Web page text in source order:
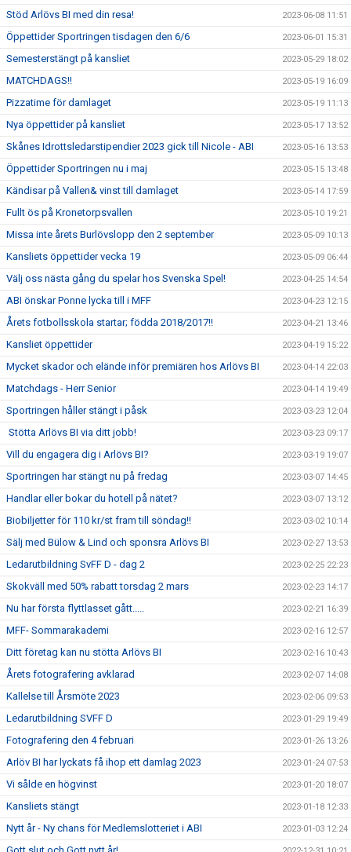
Stöd Arlövs BI med din resa! 2023-06-08 11:51
Öppettider Sportringen tisdagen den 6/6 2023-06-01 15:31
Semesterstängt på kansliet 2023-05-29 18:02
MATCHDAGS!! 2023-05-19 16:09
Pizzatime för damlaget 2023-05-19 11:13
Nya öppettider på kansliet 2023-05-17 13:52
Skånes Idrottsledarstipendier 2023 gick till Nicole - ABI 2023-05-16 13:53
Öppettider Sportringen nu i maj 2023-05-15 13:48
Kändisar på Vallen& vinst till damlaget 2023-05-14 17:59
Fullt ös på Kronetorpsvallen 2023-05-10 19:21
Missa inte årets Burlövslopp den 2 september 2023-05-09 10:13
Kansliets öppettider vecka 19 2023-05-09 06:44
Välj oss nästa gång du spelar hos Svenska Spel! 2023-04-25 14:54
ABI önskar Ponne lycka till i MFF 2023-04-23 12:15
Årets fotbollsskola startar; födda 2018/2017!! 2023-04-21 13:46
Kansliet öppettider 2023-04-19 15:22
Mycket skador och elände inför premiären hos Arlövs BI 2023-04-14 22:03
Matchdags - Herr Senior 2023-04-14 19:49
Sportringen håller stängt i påsk 2023-03-23 12:04
Stötta Arlövs BI via ditt jobb! 2023-03-23 09:17
Vill du engagera dig i Arlövs BI? 2023-03-19 19:07
Sportringen har stängt nu på fredag 2023-03-07 14:45
Handlar eller bokar du hotell på nätet? 2023-03-07 13:12
Biobiljetter för 110 kr/st fram till söndag!! 2023-03-02 10:14
Sälj med Bülow & Lind och sponsra Arlövs BI 2023-02-27 13:53
Ledarutbildning SvFF D - dag 2 2023-02-25 22:23
Skokväll med 50% rabatt torsdag 2 mars 2023-02-23 14:17
Nu har första flyttlasset gått..... 2023-02-21 16:39
MFF- Sommarakademi 2023-02-16 12:57
Ditt företag kan nu stötta Arlövs BI 2023-02-16 10:43
Årets fotografering avklarad 2023-02-07 14:08
Kallelse till Årsmöte 2023 2023-02-06 09:53
Ledarutbildning SVFF D 2023-01-29 19:49
Fotografering den 4 februari 2023-01-26 13:26
Arlöv BI har lyckats få ihop ett damlag 2023 2023-01-24 07:53
Vi sålde en högvinst 2023-01-20 18:07
Kansliets stängt 2023-01-18 12:33
Nytt år - Ny chans för Medlemslotteriet i ABI 2023-01-03 12:24